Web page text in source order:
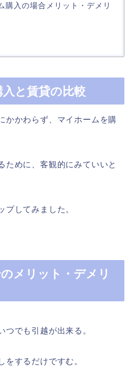
入の場合メリット・デメリ
と賃貸の比較
かかわらず、マイホームを購
ために、客観的にみていいと
プしてみました。
リット・デメリ
つでも引越が出来る。
をするだけですむ。